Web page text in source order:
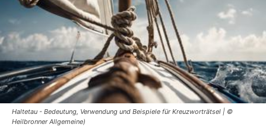
Haltetau - Bedeutung, Verwendung und Beispiele für Kreuzworträtsel | ©
Heilbronner Allgemeine)